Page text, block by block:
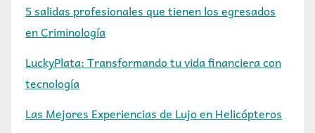
5 salidas profesionales que tienen los egresados
en Criminología
LuckyPlata: Transformando tu vida financiera con
tecnología
Las Mejores Experiencias de Lujo en Helicópteros